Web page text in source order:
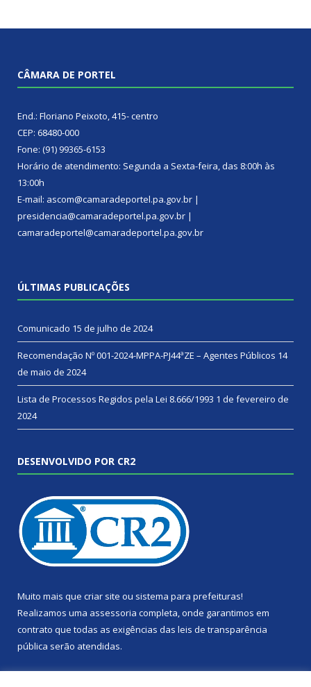
CÂMARA DE PORTEL
End.: Floriano Peixoto, 415- centro
CEP: 68480-000
Fone: (91) 99365-6153
Horário de atendimento: Segunda a Sexta-feira, das 8:00h às
13:00h
E-mail: ascom@camaradeportel.pa.gov.br |
presidencia@camaradeportel.pa.gov.br |
camaradeportel@camaradeportel.pa.gov.br
ÚLTIMAS PUBLICAÇÕES
Comunicado 15 de julho de 2024
Recomendação Nº 001-2024-MPPA-PJ44ªZE – Agentes Públicos 14
de maio de 2024
Lista de Processos Regidos pela Lei 8.666/1993 1 de fevereiro de
2024
DESENVOLVIDO POR CR2
Muito mais que criar site ou sistema para prefeituras!
Realizamos uma assessoria completa, onde garantimos em
contrato que todas as exigências das leis de transparência
pública serão atendidas.